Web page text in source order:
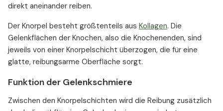
direkt aneinander reiben.
Der Knorpel besteht größtenteils aus Kollagen. Die
Gelenkflächen der Knochen, also die Knochenenden, sind
jeweils von einer Knorpelschicht überzogen, die für eine
glatte, reibungsarme Oberfläche sorgt.
Funktion der Gelenkschmiere
Zwischen den Knorpelschichten wird die Reibung zusätzlich